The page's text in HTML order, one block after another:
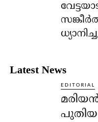
Latest News
EDITORIAL
പുതിയ